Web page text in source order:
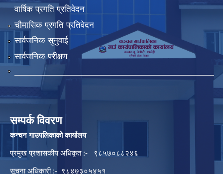
वार्षिक प्रगति प्रतिवेदन
चौमासिक प्रगति प्रतिवेदन
सार्वजनिक सुनुवाई
सार्वजनिक परीक्षण
सम्पर्क विवरण
कन्चन गाउपलिकाको कार्यालय
प्रमुख प्रशासकीय अधिकृत :- ९८५७०८८२४६
सूचना अधिकारी :- ९८४७३०५४५१